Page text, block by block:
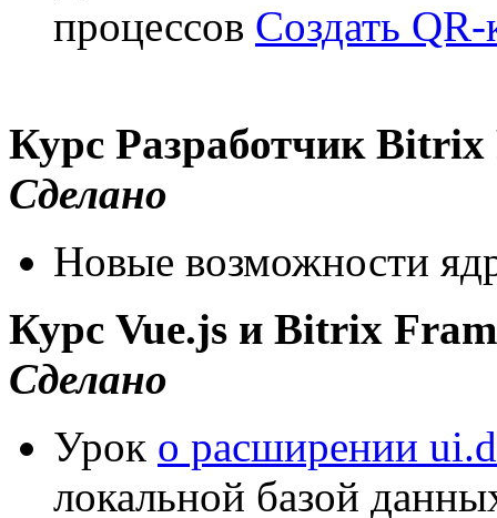
процессов Создать QR-
Курс Разработчик
Сделано
Новые возможности
Курс Vue.js и Bitrix
Сделано
Урок о расширении
локальной базой